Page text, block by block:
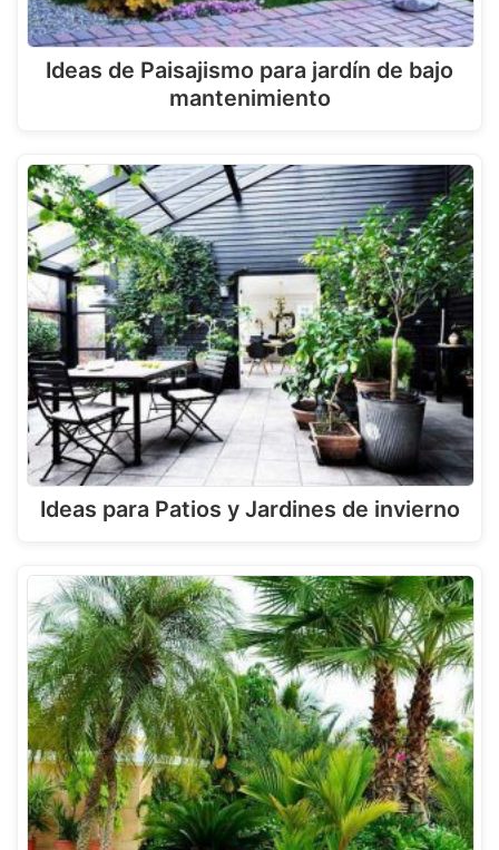
Ideas de Paisajismo para jardín de bajo
mantenimiento
Ideas para Patios y Jardines de invierno